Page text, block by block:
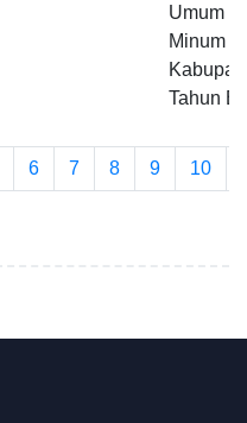
Umum
Minum
Tahun
6 7 8 9 10